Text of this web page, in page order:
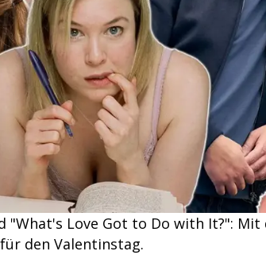
"What's Love Got to Do with It?":
den Valentinstag.